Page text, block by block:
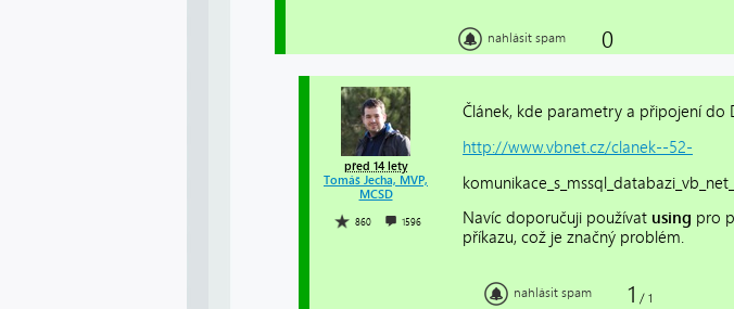
nahlásit spam 0
před 14 lety
Tomáš Jecha, MVP,
MCSD
860 1596
Článek, kde parametry a připojení do
http://www.vbnet.cz/clanek--52-
Navíc doporučuji používat using pro
příkazu, což je značný problém.
nahlásit spam 1 / 1